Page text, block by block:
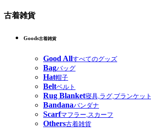
古着雑貨
Goods古着雑貨
Good Allすべてのグッズ
Bagバッグ
Hat帽子
Beltベルト
Rug Blanket寝具,ラグ,ブランケット
Bandanaバンダナ
Scarfマフラー,スカーフ
Others古着雑貨